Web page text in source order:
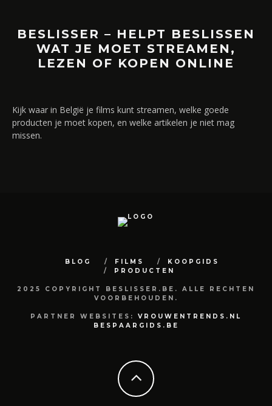
BESLISSER – HELPT BESLISSEN
WAT JE MOET STREAMEN,
LEZEN OF KOPEN ONLINE
Kijk waar in België je films kunt streamen, welke goede
producten je moet kopen, en welke artikelen je niet mag
missen.
BLOG FILMS
KOOPGIDS
PRODUCTEN
2025 COPYRIGHT BESLISSER.BE. ALLE RECHTEN
VOORBEHOUDEN.
PARTNER WEBSITES: VROUWENTRENDS.NL
BESPAARGIDS.BE